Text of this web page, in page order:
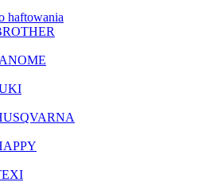
haftowania